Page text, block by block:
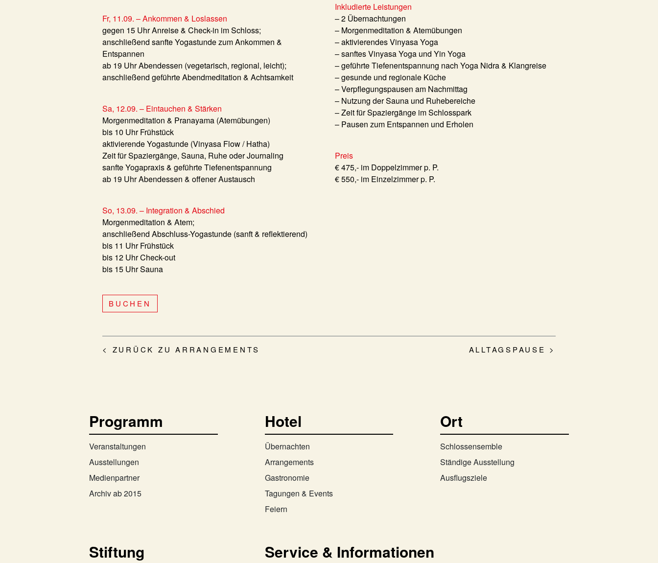
Fr, 11.09. – Ankommen & Loslassen
gegen 15 Uhr Anreise & Check-in im Schloss;
anschließend sanfte Yogastunde zum Ankommen &
Entspannen
ab 19 Uhr Abendessen (vegetarisch, regional, leicht);
anschließend geführte Abendmeditation & Achtsamkeit
Sa, 12.09. – Eintauchen & Stärken
Morgenmeditation & Pranayama (Atemübungen)
bis 10 Uhr Frühstück
aktivierende Yogastunde (Vinyasa Flow / Hatha)
Zeit für Spaziergänge, Sauna, Ruhe oder Journaling
sanfte Yogapraxis & geführte Tiefenentspannung
ab 19 Uhr Abendessen & offener Austausch
So, 13.09. – Integration & Abschied
Morgenmeditation & Atem;
anschließend Abschluss-Yogastunde (sanft & reflektierend)
bis 11 Uhr Frühstück
bis 12 Uhr Check-out
bis 15 Uhr Sauna
Inkludierte Leistungen
– 2 Übernachtungen
– Morgenmeditation & Atemübungen
– aktivierendes Vinyasa Yoga
– sanftes Vinyasa Yoga und Yin Yoga
– geführte Tiefenentspannung nach Yoga Nidra & Klangreise
– gesunde und regionale Küche
– Verpflegungspausen am Nachmittag
– Nutzung der Sauna und Ruhebereiche
– Zeit für Spaziergänge im Schlosspark
– Pausen zum Entspannen und Erholen
Preis
€ 475,- im Doppelzimmer p. P.
€ 550,- im Einzelzimmer p. P.
BUCHEN
< ZURÜCK ZU ARRANGEMENTS ALLTAGSPAUSE >
Programm
Veranstaltungen
Ausstellungen
Medienpartner
Archiv ab 2015
Hotel
Übernachten
Arrangements
Gastronomie
Tagungen & Events
Feiern
Ort
Schlossensemble
Ständige Ausstellung
Ausflugsziele
Stiftung Service & Informationen